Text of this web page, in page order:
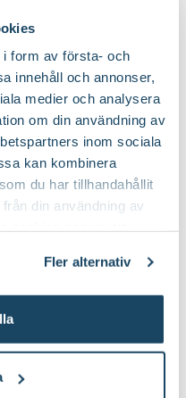
form av första- och
innehåll och annonser,
medier och analysera
om din användning av
inom sociala
kan kombinera
du har tillhandahållit
din användning av
Fler alternativ
och blomjord